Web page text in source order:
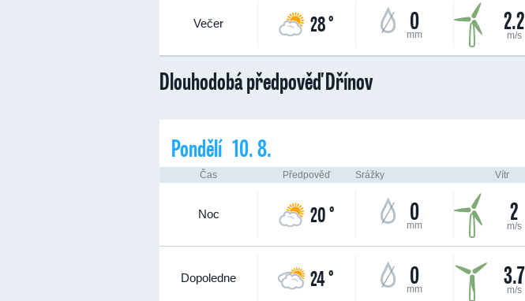
Večer 28 ° 0
mm 2.2
m/s
Dlouhodobá předpověď Dřínov
Pondělí 10. 8.
Čas Předpověď Srážky Vítr
Noc 20 ° 0
mm 2
m/s
Dopoledne 24 ° 0
mm 3.7
m/s